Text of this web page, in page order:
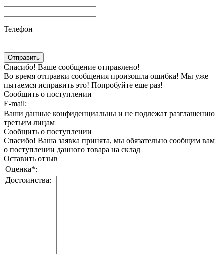
Телефон
Спасибо! Ваше сообщение отправлено!
Во время отправки сообщения произошла ошибка! Мы уже
пытаемся исправить это! Попробуйте еще раз!
Сообщить о поступлении
E-mail:
Ваши данные конфиденциальны и не подлежат разглашению
третьим лицам
Сообщить о поступлении
Спасибо! Ваша заявка принята, мы обязательно сообщим вам
о поступлении данного товара на склад
Оставить отзыв
Оценка*:
Достоинства: